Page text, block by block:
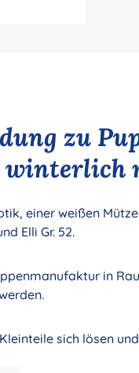
zu
einer weißen
Elli Gr. 52.
in
sich lösen